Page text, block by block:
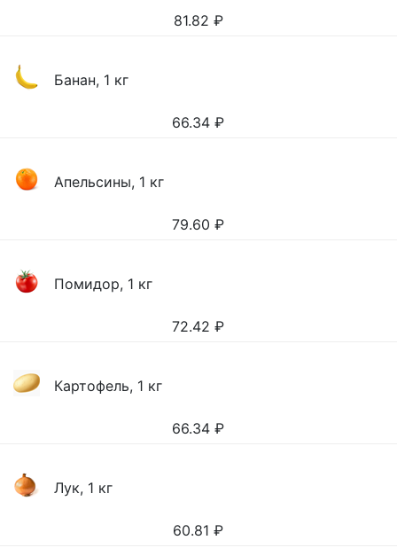
81.82 ₽
Банан, 1 кг
66.34 ₽
Апельсины, 1 кг
79.60 ₽
Помидор, 1 кг
72.42 ₽
Картофель, 1 кг
66.34 ₽
Лук, 1 кг
60.81 ₽